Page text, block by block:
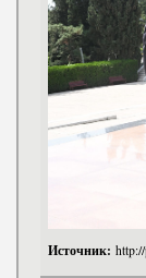
Источник: